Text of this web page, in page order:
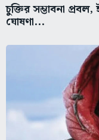
চুক্তির সম্ভাবনা
ঘোষণা...